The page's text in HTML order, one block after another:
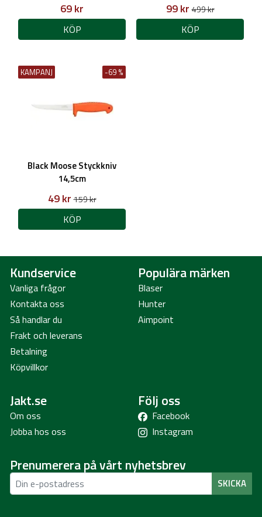
69 kr
KÖP
99 kr499 kr
KÖP
KAMPANJ -69 %
Black Moose Styckkniv
14,5cm
49 kr159 kr
KÖP
Kundservice
Vanliga frågor
Kontakta oss
Så handlar du
Frakt och leverans
Betalning
Köpvillkor
Populära märken
Blaser
Hunter
Aimpoint
Jakt.se
Om oss
Jobba hos oss
Följ oss
Facebook
Instagram
Prenumerera på vårt nyhetsbrev
SKICKA